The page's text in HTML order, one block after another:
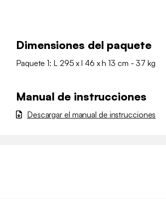
Dimensiones del paquete
Paquete 1: L 295 x l 46 x h 13 cm - 37 kg
Manual de instrucciones
Descargar el manual de instrucciones